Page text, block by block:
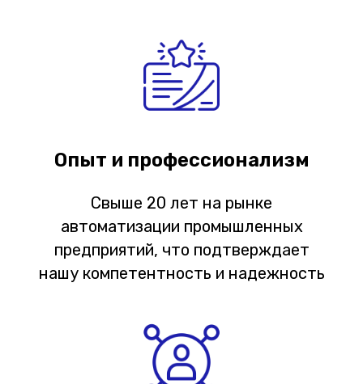
Опыт и профессионализм
Свыше 20 лет на рынке
автоматизации промышленных
предприятий, что подтверждает
нашу компетентность и надежность